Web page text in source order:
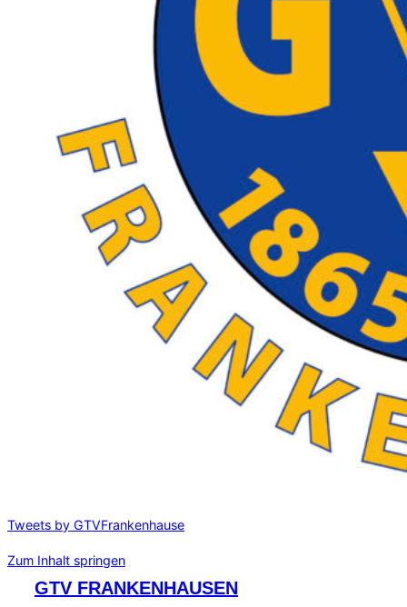
Tweets by GTVFrankenhause
Zum Inhalt springen
GTV FRANKENHAUSEN